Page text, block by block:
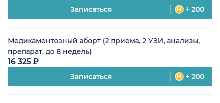
Записаться + 200
Медикаментозный аборт (2 приема, 2 УЗИ, анализы,
препарат, до 8 недель)
16 325 ₽
Записаться + 200